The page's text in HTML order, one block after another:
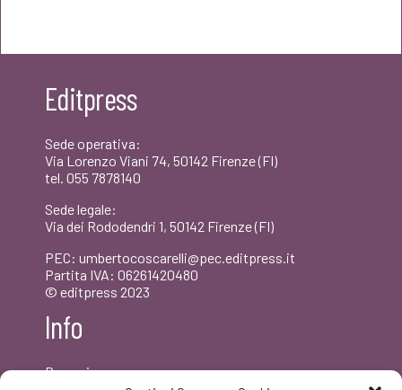
€20,00.
Editpress
Sede operativa:
Via Lorenzo Viani 74, 50142 Firenze (FI)
tel. 055 7878140
Sede legale:
Via dei Rododendri 1, 50142 Firenze (FI)
PEC: umbertocoscarelli@pec.editpress.it
Partita IVA: 06261420480
© editpress 2023
Info
Dove siamo